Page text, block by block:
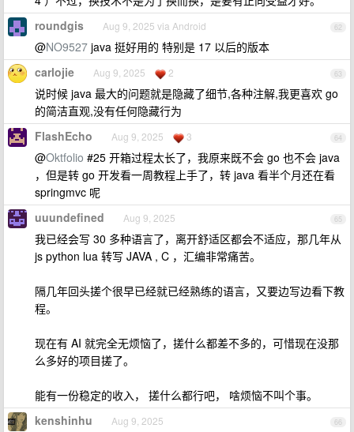
62
roundgis Aug 9, 2025 via Android
@NO9527 java 挺好用的 特别是 17 以后的版本
63
carlojie Aug 9, 2025 2
说时候 java 最大的问题就是隐藏了细节,各种注解,我更喜欢 go
的简洁直观,没有任何隐藏行为
64
FlashEcho Aug 9, 2025 3
@Oktfolio #25 开箱过程太长了，我原来既不会 go 也不会 java
，但是转 go 开发看一周教程上手了，转 java 看半个月还在看
springmvc 呢
65
uuundefined Aug 9, 2025
我已经会写 30 多种语言了，离开舒适区都会不适应，那几年从
js python lua 转写 JAVA , C ，汇编非常痛苦。
隔几年回头搓个很早已经就已经熟练的语言，又要边写边看下教
程。
现在有 AI 就完全无烦恼了，搓什么都差不多的，可惜现在没那
么多好的项目搓了。
能有一份稳定的收入， 搓什么都行吧， 啥烦恼不叫个事。
66
kenshinhu Aug 9, 2025